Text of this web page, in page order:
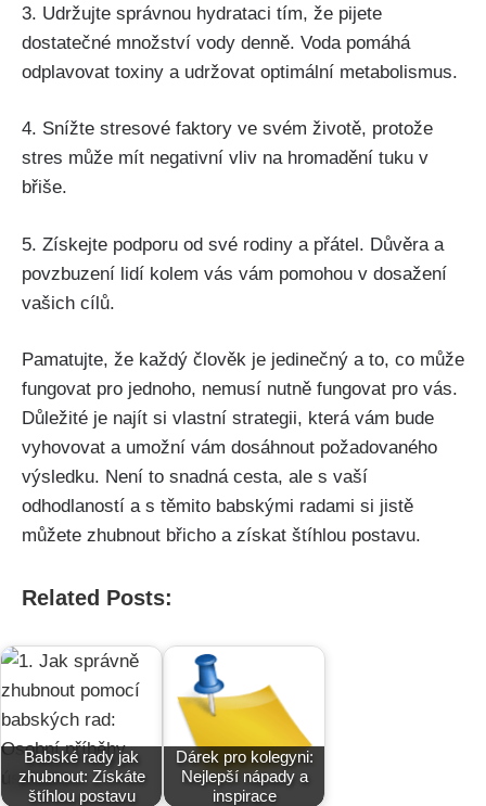
3. Udržujte správnou⁤ hydrataci tím, že pijete
dostatečné množství vody ⁣denně.‌ Voda‍ pomáhá
odplavovat toxiny‌ a udržovat optimální metabolismus.
4. Snížte stresové ‍faktory ‌ve svém životě, protože
stres může mít negativní vliv na hromadění tuku v
břiše.
5. Získejte podporu od ​své rodiny a přátel. Důvěra a
povzbuzení lidí ‍kolem ⁣vás ‍vám pomohou v dosažení
vašich cílů.
Pamatujte, že každý člověk‍ je jedinečný a to, co⁤ může
fungovat pro ⁢jednoho, nemusí nutně‌ fungovat pro vás.
‍Důležité⁣ je ‌najít​ si‌ vlastní strategii, která vám bude
vyhovovat⁢ a umožní⁣ vám⁢ dosáhnout požadovaného
výsledku.⁣ Není⁤ to snadná⁢ cesta,⁢ ale s vaší
odhodlaností a s těmito babskými radami si jistě
můžete zhubnout břicho a získat štíhlou postavu.
Related Posts:
Babské rady jak
zhubnout: Získáte
štíhlou postavu
Dárek pro kolegyni:
Nejlepší nápady a
inspirace